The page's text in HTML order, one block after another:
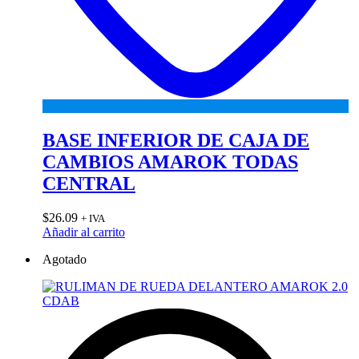
BASE INFERIOR DE CAJA DE
CAMBIOS AMAROK TODAS
CENTRAL
$26.09 + IVA
Añadir al carrito
Agotado